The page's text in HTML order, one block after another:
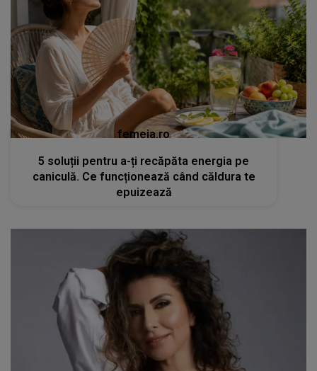
femeia.ro
5 soluții pentru a-ți recăpăta energia pe
caniculă. Ce funcționează când căldura te
epuizează